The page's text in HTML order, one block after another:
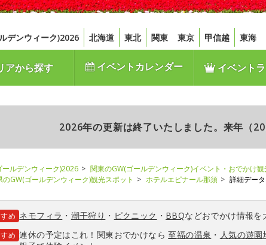
デンウィーク)2026 北海道 東北 関東 東京 甲信越 東海
アから探す イベントカレンダー イベント
2026年の更新は終了いたしました。来年（
ールデンウィーク)2026 関東のGW(ゴールデンウィーク)イベント・おでかけ観
のGW(ゴールデンウィーク)観光スポット
ホテルエピナール那須 詳細データ
め ネモフィラ ・ 潮干狩り ・ ピクニック ・ BBQなどおでかけ情報を
め 連休の予定はこれ！関東おでかけなら至福の温泉 ・ 人気の遊園